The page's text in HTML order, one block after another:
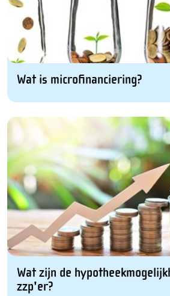
Wat is microfinanciering?
Wat zijn de
zzp'er?